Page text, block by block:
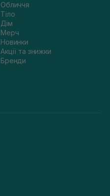
Обличчя
Тіло
Дім
Мерч
Новинки
Акції та знижки
Бренди